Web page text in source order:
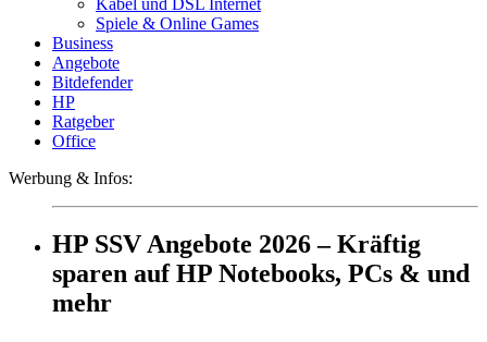
Kabel und DSL Internet
Spiele & Online Games
Business
Angebote
Bitdefender
HP
Ratgeber
Office
Werbung & Infos:
HP SSV Angebote 2026 – Kräftig
sparen auf HP Notebooks, PCs & und
mehr